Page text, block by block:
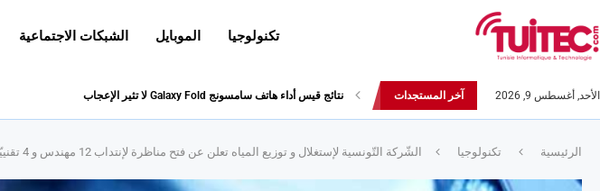
تكنولوجيا الموبايل الشبكات الاجتماعية
الأحد, أغسطس 9, 2026 آخر المستجدات نتائج قيس أداء هاتف سامسونج Galaxy Fold لا تثير الإعجاب
الرئيسية تكنولوجيا الشّركة التّونسية لإستغلال و توزيع المياه تعلن عن فتح مناظرة لإنتداب 12 مهندس و 4 تقنييّن